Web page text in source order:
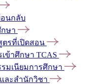
อนกลับ
ษา
รที่เปิดสอน
ข้าศึกษา TCAS
มเนียมการศึกษา
ละสำนักวิชา